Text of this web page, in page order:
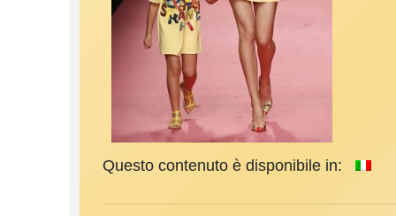
Questo contenuto è disponibile in: